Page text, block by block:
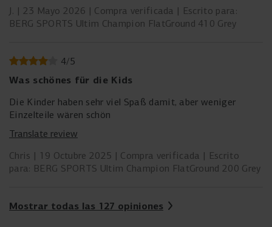
J.
23 Mayo 2026 Compra verificada
Escrito para:
BERG SPORTS Ultim Champion FlatGround 410 Grey
4/5
Was schönes für die Kids
Die Kinder haben sehr viel Spaß damit, aber weniger
Einzelteile wären schön
Translate review
Chris
19 Octubre 2025 Compra verificada
Escrito
para: BERG SPORTS Ultim Champion FlatGround 200 Grey
Mostrar todas las 127 opiniones